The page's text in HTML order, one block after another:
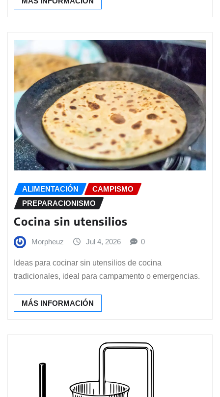
ALIMENTACIÓN
CAMPISMO
PREPARACIONISMO
Cocina sin utensilios
Morpheuz Jul 4, 2026 0
Ideas para cocinar sin utensilios de cocina
tradicionales, ideal para campamento o emergencias.
MÁS INFORMACIÓN